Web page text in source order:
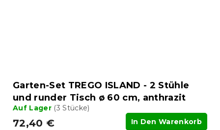
Garten-Set TREGO ISLAND - 2 Stühle
und runder Tisch ø 60 cm, anthrazit
Auf Lager (3 Stücke)
72,40 € In Den Warenkorb